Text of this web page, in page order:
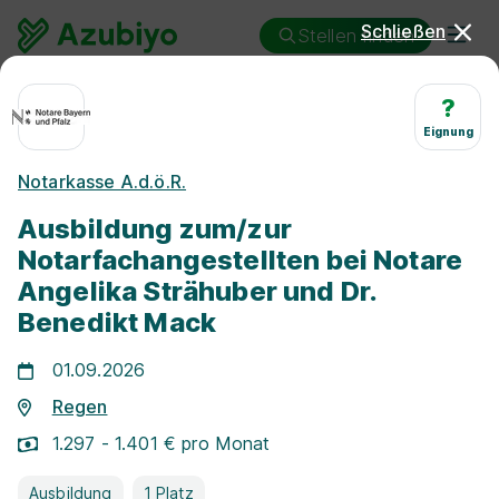
Stellen finden
Ausbildung
Notarfachangestellte/r Regen
Freie Stellen finden
Schließen
?
Eignung
Notarkasse A.d.ö.R.
Ausbildung zum/zur
Notarfachangestellten bei Notare
Angelika Strähuber und Dr.
Benedikt Mack
01.09.2026
Regen
1.297 - 1.401 € pro Monat
Ausbildung 1 Platz